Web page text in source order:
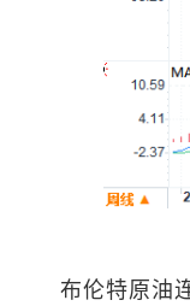
布伦特原油